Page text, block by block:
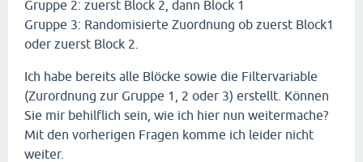
Gruppe 2: zuerst Block 2, dann Block 1
Gruppe 3: Randomisierte Zuordnung ob zuerst Block1
oder zuerst Block 2.
Ich habe bereits alle Blöcke sowie die Filtervariable
(Zurordnung zur Gruppe 1, 2 oder 3) erstellt. Können
Sie mir behilflich sein, wie ich hier nun weitermache?
Mit den vorherigen Fragen komme ich leider nicht
weiter.